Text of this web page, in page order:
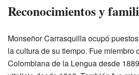
Reconocimientos y
Monseñor Carrasquilla ocupó
la cultura de su tiempo. Fue miembro
Colombiana de la Lengua desde